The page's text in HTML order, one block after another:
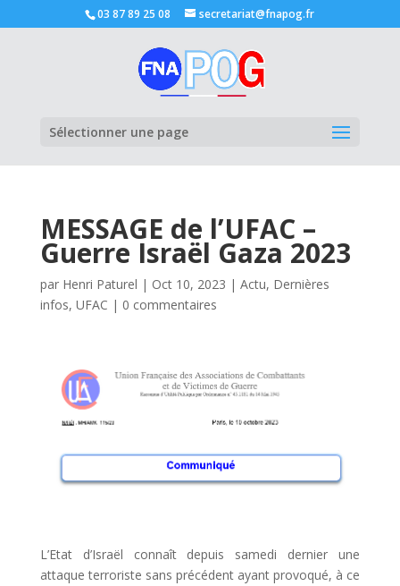
03 87 89 25 08 secretariat@fnapog.fr
Sélectionner une page
MESSAGE de l’UFAC –
Guerre Israël Gaza 2023
par Henri Paturel | Oct 10, 2023 | Actu, Dernières
infos, UFAC | 0 commentaires
L’Etat d’Israël connaît depuis samedi dernier une
attaque terroriste sans précédent ayant provoqué, à ce